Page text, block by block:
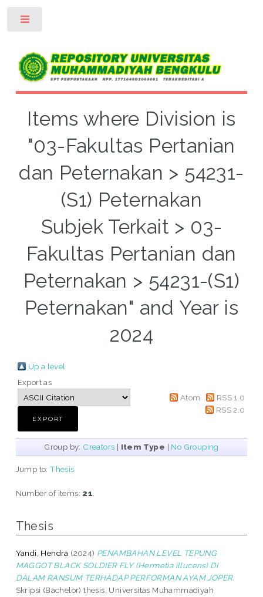
Items where Division is
"03-Fakultas Pertanian
dan Peternakan > 54231-
(S1) Peternakan
Subjek Terkait > 03-
Fakultas Pertanian dan
Peternakan > 54231-(S1)
Peternakan" and Year is
2024
Up a level
Export as
Atom
RSS 1.0
RSS 2.0
Group by: Creators | Item Type | No Grouping
Jump to:Thesis
Number of items: 21
Thesis
Yandi, Hendra (2024) PENAMBAHAN LEVEL TEPUNG
MAGGOT BLACK SOLDIER FLY (Hermetia illucens) DI
DALAM RANSUM TERHADAP PERFORMAN AYAM JOPER.
Skripsi (Bachelor) thesis, Universitas Muhammadiyah